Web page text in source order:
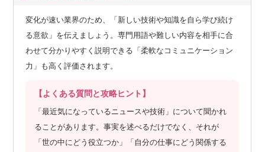
変化が速い業界のため、「新しい技術や知識を自ら学び続け
る意欲」を伝えましょう。専門用語や難しい内容を相手に合
わせて分かりやすく説明できる「柔軟なコミュニケーション
力」も高く評価されます。
【よくある質問と攻略ヒント】
「最近気になっているニュースや技術」について聞かれ
ることがあります。事実を述べるだけでなく、それが
「世の中にどう役立つか」「自分の仕事にどう関係する